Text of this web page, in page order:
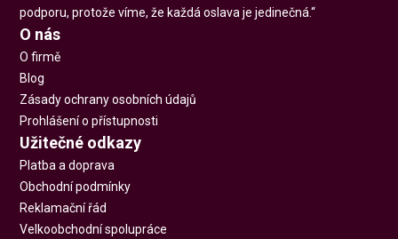
podporu, protože víme, že každá oslava je jedinečná.“
O nás
O firmě
Blog
Zásady ochrany osobních údajů
Prohlášení o přístupnosti
Užitečné odkazy
Platba a doprava
Obchodní podmínky
Reklamační řád
Velkoobchodní spolupráce